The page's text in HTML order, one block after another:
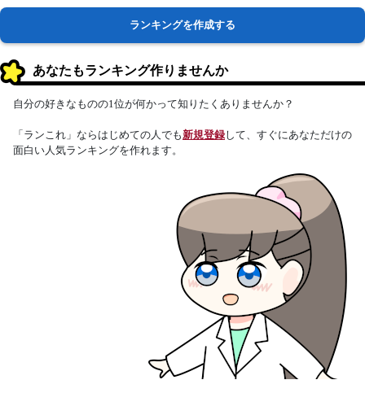
ランキングを作成する
あなたもランキング作りませんか
自分の好きなものの1位が何かって知りたくありませんか？
「ランこれ」ならはじめての人でも新規登録して、すぐにあなただけの
面白い人気ランキングを作れます。